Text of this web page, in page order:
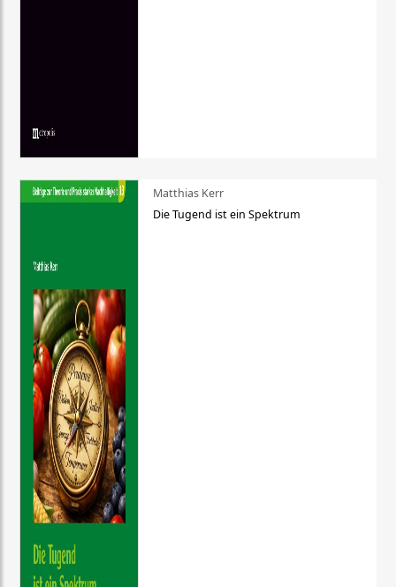
Matthias Kerr
Die Tugend ist ein Spektrum